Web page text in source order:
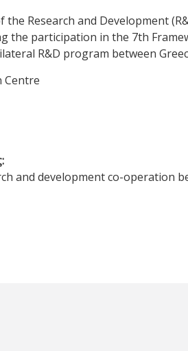
Research and Development
the participation in the 7th
R&D program between
Centre
and development co-operation